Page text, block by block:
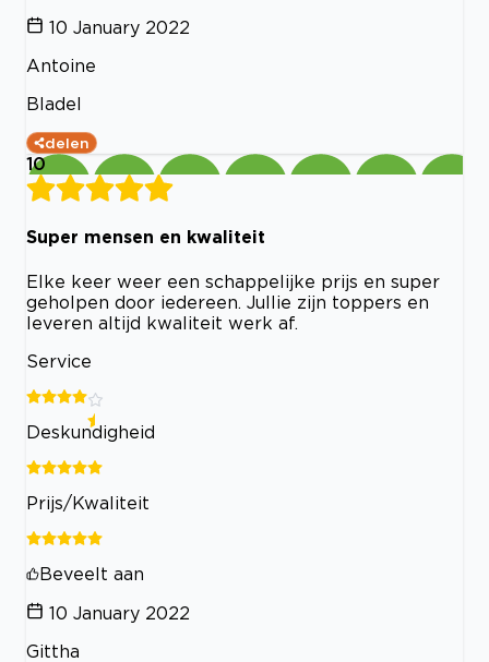
10 January 2022
Antoine
Bladel
delen
10
Super mensen en kwaliteit
Elke keer weer een schappelijke prijs en super
geholpen door iedereen. Jullie zijn toppers en
leveren altijd kwaliteit werk af.
Service
Deskundigheid
Prijs/Kwaliteit
Beveelt aan
10 January 2022
Gittha